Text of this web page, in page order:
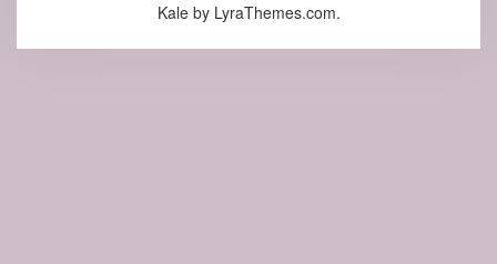
Kaleby LyraThemes.com.